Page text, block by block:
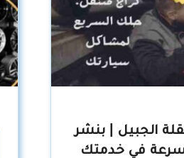
الجبيل | بنشر
في خدمتك